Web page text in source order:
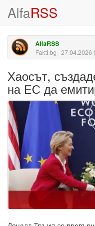
AlfaRSS
AlfaRSS
Fakti.bg | 27.04.2026
Хаосът,
на ЕС да